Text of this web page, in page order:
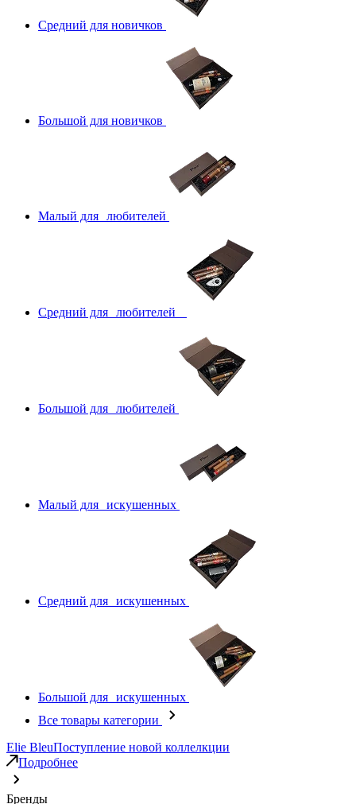
Средний для новичков
Большой для новичков
Малый для любителей
Средний для любителей
Большой для любителей
Малый для искушенных
Средний для искушенных
Большой для искушенных
Все товары категории
Elie BleuПоступление новой коллелкции
Подробнее
Бренды